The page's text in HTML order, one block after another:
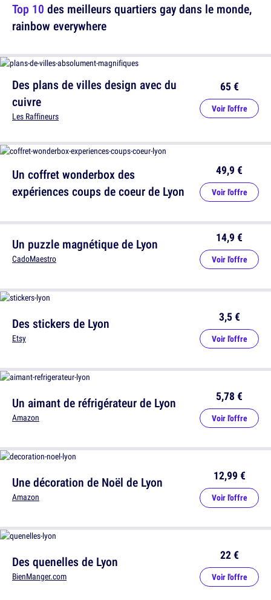
Top 10 des meilleurs quartiers gay dans le monde,
rainbow everywhere
Un coffret wonderbox des
expériences coups de coeur de Lyon
49,9 €
Voir l'offre
Des stickers de Lyon
Etsy
3,5 €
Voir l'offre
Une décoration de Noël de Lyon
Amazon
12,99 €
Voir l'offre
Des plans de villes design avec du
cuivre
Les Raffineurs
65 €
Voir l'offre
Un puzzle magnétique de Lyon
CadoMaestro
14,9 €
Voir l'offre
Un aimant de réfrigérateur de Lyon
Amazon
5,78 €
Voir l'offre
Des quenelles de Lyon
BienManger.com
22 €
Voir l'offre